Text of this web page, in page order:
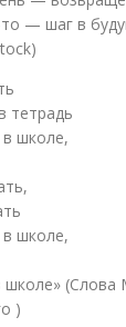
— шаг в
тетрадь
школе,
школе,
школе» (Слова
)